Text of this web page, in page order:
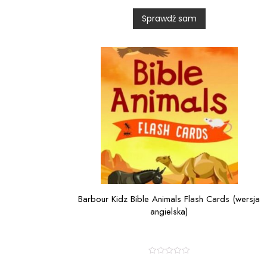
0
o
u
t
5
Sprawdź sam
Barbour Kidz Bible Animals Flash Cards (wersja
angielska)